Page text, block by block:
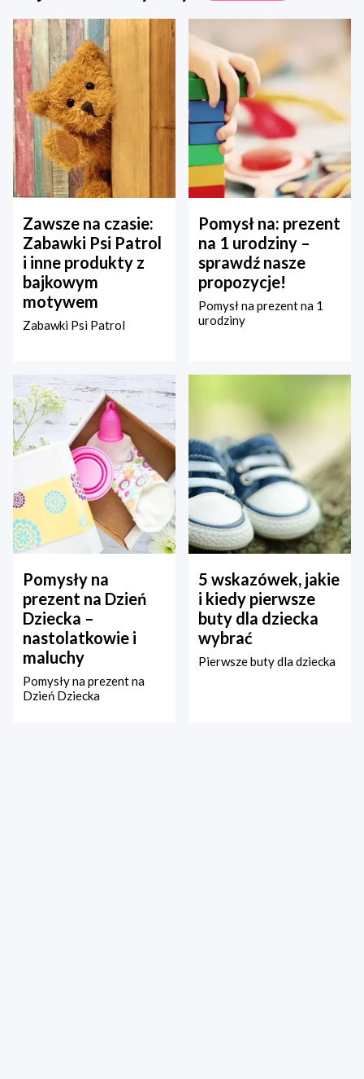
Zawsze na czasie:
Zabawki Psi Patrol
i inne produkty z
bajkowym
motywem
Zabawki Psi Patrol
Pomysł na: prezent
na 1 urodziny –
sprawdź nasze
propozycje!
Pomysł na prezent na 1
urodziny
Pomysły na
prezent na Dzień
Dziecka –
nastolatkowie i
maluchy
Pomysły na prezent na
Dzień Dziecka
5 wskazówek, jakie
i kiedy pierwsze
buty dla dziecka
wybrać
Pierwsze buty dla dziecka